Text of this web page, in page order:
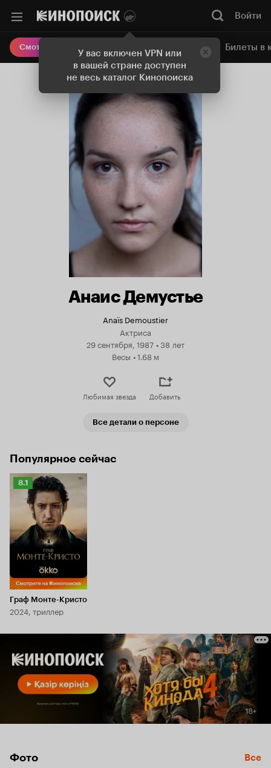
У вас включен VPN или
в вашей стране доступен
не весь каталог Кинопоиска
Войти
Смотреть кино Онлайн-кинотеатр Билеты в
Анаис Демустье
Anaïs Demoustier
Актриса
29 сентября, 1987 •38 лет
Весы •1.68 м
Любимая звезда Добавить
Все детали о персоне
Популярное сейчас
Рейтинг
Кинопоиска
8.1
Граф Монте-Кристо
2024, триллер
Фото Все